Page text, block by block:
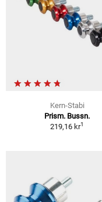
Kern-Stabi
Prism. Bussn.
219,16 kr1